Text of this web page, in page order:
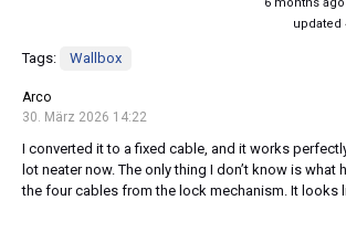
updated
Tags: Wallbox
Arco
30. März 2026 14:22
I converted it to a fixed cable, and it works
lot neater now. The only thing I don’t know is what
the four cables from the lock mechanism. It looks